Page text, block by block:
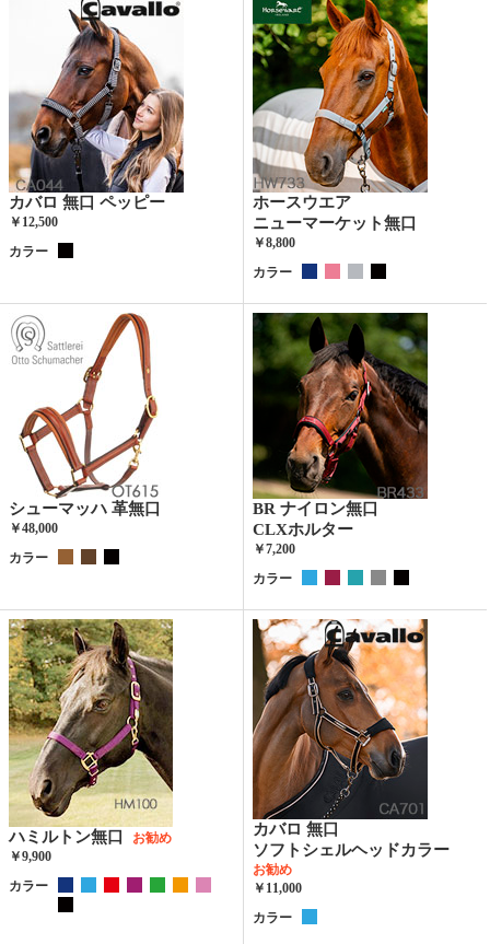
カバロ 無口 ペッピー
￥12,500
カラー
ホースウエア
ニューマーケット無口
￥8,800
カラー
シューマッハ 革無口
￥48,000
カラー
BR ナイロン無口
CLXホルター
￥7,200
カラー
ハミルトン無口
お勧め
￥9,900
カラー
カバロ 無口
ソフトシェルヘッドカラー
お勧め
￥11,000
カラー